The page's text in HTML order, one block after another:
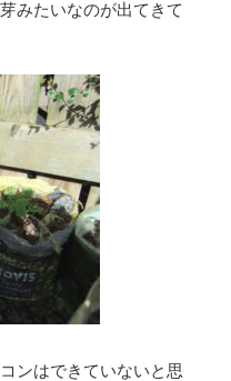
みたいなのが出てきて
ンはできていないと思